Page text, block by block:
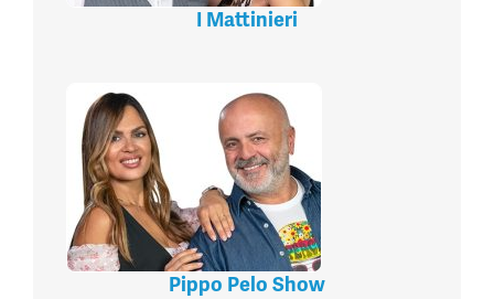
I Mattinieri
Pippo Pelo Show